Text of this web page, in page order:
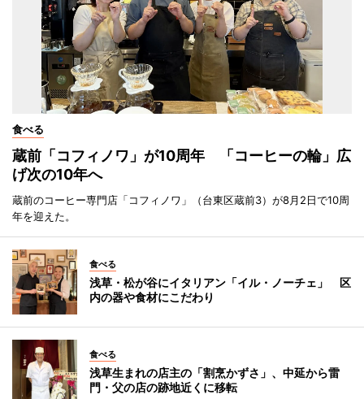
食べる
蔵前「コフィノワ」が10周年 「コーヒーの輪」広
げ次の10年へ
蔵前のコーヒー専門店「コフィノワ」（台東区蔵前3）が8月2日で10周
年を迎えた。
食べる
浅草・松が谷にイタリアン「イル・ノーチェ」 区
内の器や食材にこだわり
食べる
浅草生まれの店主の「割烹かずさ」、中延から雷
門・父の店の跡地近くに移転